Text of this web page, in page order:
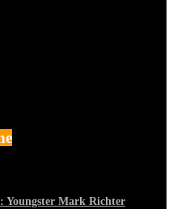
Youngster Mark Richter